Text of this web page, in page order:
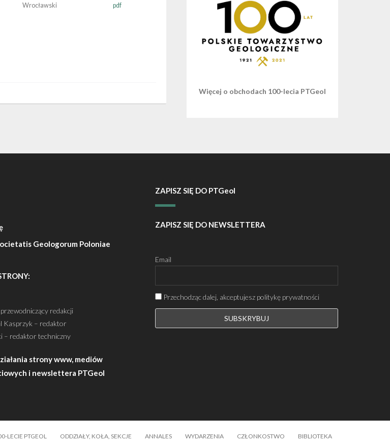
Wrocławski pdf
Więcej o obchodach 100-lecia PTGeol
Geologorum Poloniae
przewodniczący redakcji
Kasprzyk – redaktor
– redaktor techniczny
strony www, mediów
i newslettera PTGeol
ZAPISZ SIĘ DO PTGeol
ZAPISZ SIĘ DO NEWSLETTERA
Email
Przechodząc dalej, akceptujesz politykę prywatności
LECIE PTGEOL ODDZIAŁY, KOŁA, SEKCJE ANNALES WYDARZENIA CZŁONKOSTWO
BIBLIOTEKA